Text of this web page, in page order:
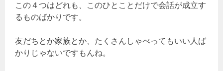
この４つはどれも、このひとことだけで会話が成立す
るものばかりです。
友だちとか家族とか、たくさんしゃべってもいい人ば
かりじゃないですもんね。